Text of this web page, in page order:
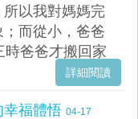
所以我對媽媽完
而從小，爸爸
時爸爸才搬回家
詳細閱讀
幸福體悟 04-17